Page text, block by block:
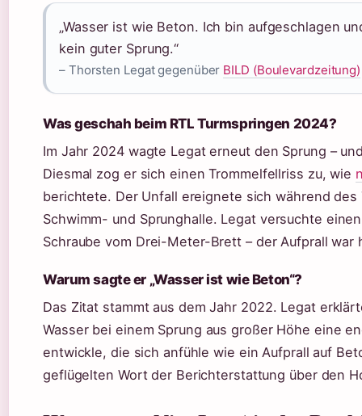
„Wasser ist wie Beton. Ich bin aufgeschlagen
kein guter Sprung.“
– Thorsten Legat gegenüber BILD (Boulevardzeitung)
Was geschah beim RTL Turmspringen 2024?
Im Jahr 2024 wagte Legat erneut den Sprung –
Diesmal zog er sich einen Trommelfellriss zu, wie
berichtete. Der Unfall ereignete sich während des
Schwimm- und Sprunghalle. Legat versuchte
Schraube vom Drei-Meter-Brett – der Aufprall
Warum sagte er „Wasser ist wie Beton“?
Das Zitat stammt aus dem Jahr 2022. Legat
Wasser bei einem Sprung aus großer Höhe eine
entwickle, die sich anfühle wie ein Aufprall auf
geflügelten Wort der Berichterstattung über den